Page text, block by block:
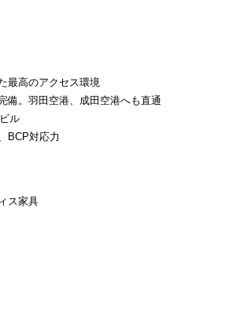
最高のアクセス環境
備。羽田空港、成田空港へも直通
ル
BCP対応力
ス家具